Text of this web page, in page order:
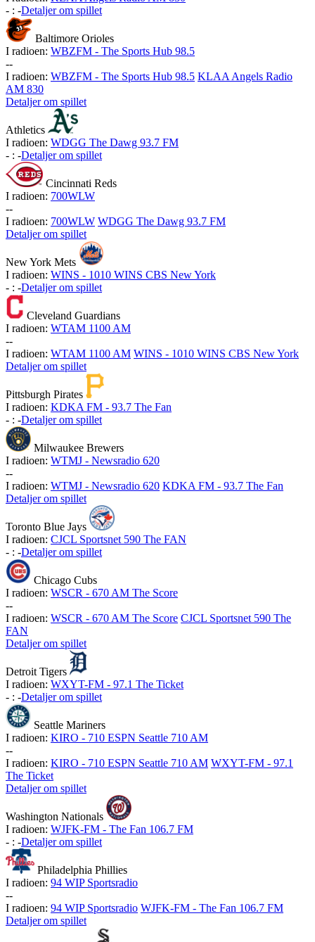
- : -Detaljer om spillet
Baltimore Orioles
I radioen: WBZFM - The Sports Hub 98.5
--
I radioen: WBZFM - The Sports Hub 98.5 KLAA Angels Radio
AM 830
Detaljer om spillet
Athletics
I radioen: WDGG The Dawg 93.7 FM
- : -Detaljer om spillet
Cincinnati Reds
I radioen: 700WLW
--
I radioen: 700WLW WDGG The Dawg 93.7 FM
Detaljer om spillet
New York Mets
I radioen: WINS - 1010 WINS CBS New York
- : -Detaljer om spillet
Cleveland Guardians
I radioen: WTAM 1100 AM
--
I radioen: WTAM 1100 AM WINS - 1010 WINS CBS New York
Detaljer om spillet
Pittsburgh Pirates
I radioen: KDKA FM - 93.7 The Fan
- : -Detaljer om spillet
Milwaukee Brewers
I radioen: WTMJ - Newsradio 620
--
I radioen: WTMJ - Newsradio 620 KDKA FM - 93.7 The Fan
Detaljer om spillet
Toronto Blue Jays
I radioen: CJCL Sportsnet 590 The FAN
- : -Detaljer om spillet
Chicago Cubs
I radioen: WSCR - 670 AM The Score
--
I radioen: WSCR - 670 AM The Score CJCL Sportsnet 590 The
FAN
Detaljer om spillet
Detroit Tigers
I radioen: WXYT-FM - 97.1 The Ticket
- : -Detaljer om spillet
Seattle Mariners
I radioen: KIRO - 710 ESPN Seattle 710 AM
--
I radioen: KIRO - 710 ESPN Seattle 710 AM WXYT-FM - 97.1
The Ticket
Detaljer om spillet
Washington Nationals
I radioen: WJFK-FM - The Fan 106.7 FM
- : -Detaljer om spillet
Philadelphia Phillies
I radioen: 94 WIP Sportsradio
--
I radioen: 94 WIP Sportsradio WJFK-FM - The Fan 106.7 FM
Detaljer om spillet